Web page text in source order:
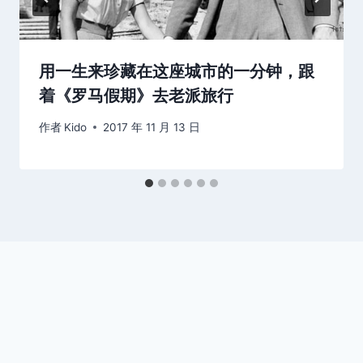
用一生来珍藏在这座城市的一分钟，跟
着《罗马假期》去老派旅行
作者 Kido 2017 年 11 月 13 日